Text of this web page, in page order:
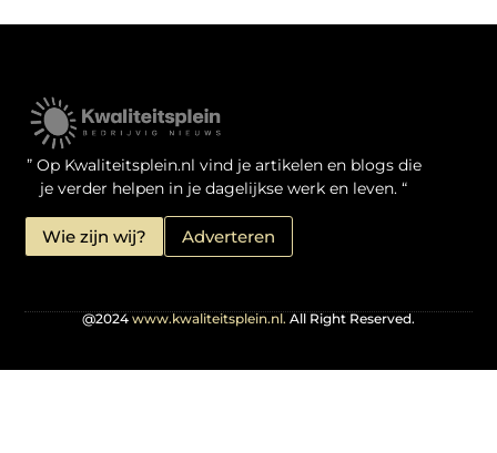
” Op Kwaliteitsplein.nl vind je artikelen en blogs die
je verder helpen in je dagelijkse werk en leven. “
Wie zijn wij? Adverteren
@2024 www.kwaliteitsplein.nl. All Right Reserved.